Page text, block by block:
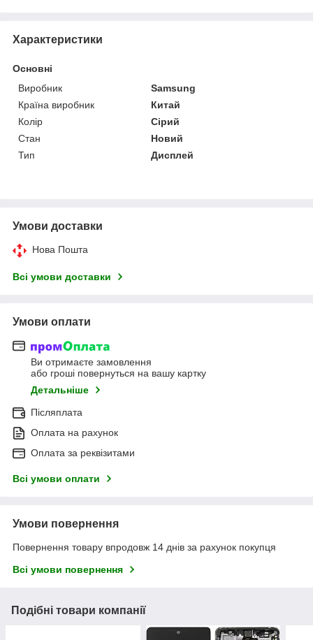
Характеристики
Основні
Виробник
Samsung
Країна виробник
Китай
Колір
Сірий
Стан
Новий
Тип
Дисплей
Умови доставки
Нова Пошта
Всі умови доставки
Умови оплати
Ви отримаєте замовлення
або гроші повернуться на вашу картку
Детальніше
Післяплата
Оплата на рахунок
Оплата за реквізитами
Всі умови оплати
Умови повернення
Повернення товару впродовж 14 днів за рахунок покупця
Всі умови повернення
Подібні товари компанії